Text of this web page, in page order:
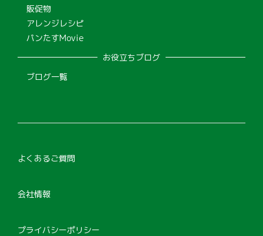
販促物
アレンジレシピ
パンたすMovie
お役立ちブログ
ブログ一覧
よくあるご質問
会社情報
プライバシーポリシー